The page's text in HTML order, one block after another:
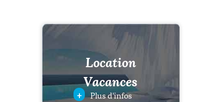
Location
Vacances
+ Plus d'infos